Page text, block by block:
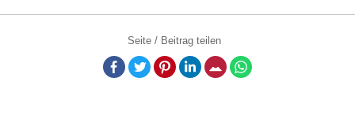
Seite / Beitrag teilen
Facebook
TwitterPinterestLinkedInE-Mail